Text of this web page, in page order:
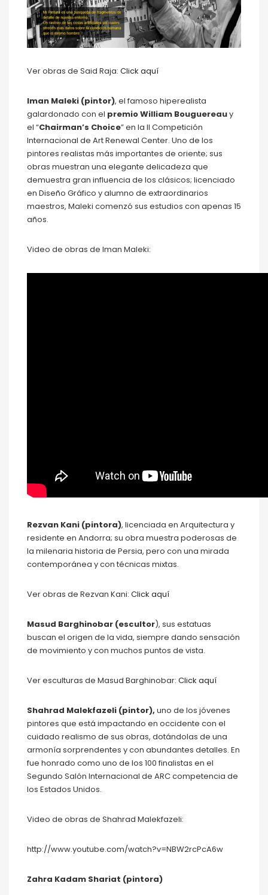
Ver obras de Said Raja: Click aquí
Iman Maleki (pintor), el famoso hiperealista
galardonado con el premio William Bouguereauy
el “Chairman’s Choice” en la II Competición
Internacional de Art Renewal Center. Uno de los
pintores realistas más importantes de oriente; sus
obras muestran una elegante delicadeza que
demuestra gran influencia de los clásicos; licenciado
en Diseño Gráfico y alumno de extraordinarios
maestros, Maleki comenzó sus estudios con apenas 15
años.
Video de obras de Iman Maleki:
Rezvan Kani (pintora), licenciada en Arquitectura y
residente en Andorra; su obra muestra poderosas de
la milenaria historia de Persia, pero con una mirada
contemporánea y con técnicas mixtas.
Ver obras de Rezvan Kani: Click aquí
Masud Barghinobar (escultor), sus estatuas
buscan el origen de la vida, siempre dando sensación
de movimiento y con muchos puntos de vista.
Ver esculturas de Masud Barghinobar: Click aquí
Shahrad Malekfazeli (pintor), uno de los jóvenes
pintores que está impactando en occidente con el
cuidado realismo de sus obras, dotándolas de una
armonía sorprendentes y con abundantes detalles. En
fue honrado como uno de los 100 finalistas en el
Segundo Salón Internacional de ARC competencia de
los Estados Unidos.
Video de obras de Shahrad Malekfazeli:
http://www.youtube.com/watch?v=NBW2rcPcA6w
Zahra Kadam Shariat (pintora)